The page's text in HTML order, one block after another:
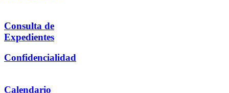
Consulta de
Expedientes
Confidencialidad
Calendario